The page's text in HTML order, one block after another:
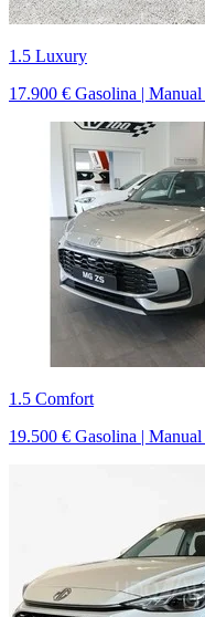
1.5 Luxury
17.900 € Gasolina | Manual
1.5 Comfort
19.500 € Gasolina | Manual